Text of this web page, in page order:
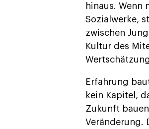
hinaus. Wenn
Sozialwerke,
zwischen
Kultur des
Erfahrung
kein Kapitel,
Zukunft
Veränderung.